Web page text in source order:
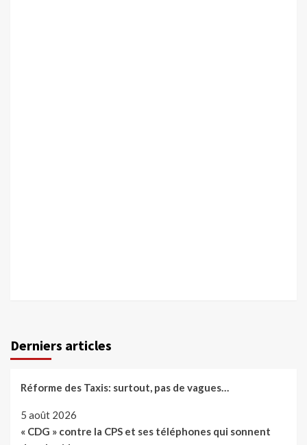
Derniers articles
Réforme des Taxis: surtout, pas de vagues…
5 août 2026
« CDG » contre la CPS et ses téléphones qui sonnent